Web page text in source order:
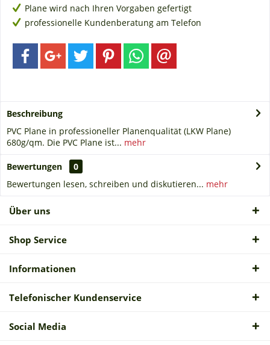
Plane wird nach Ihren Vorgaben gefertigt
professionelle Kundenberatung am Telefon
Beschreibung
PVC Plane in professioneller Planenqualität (LKW Plane)
680g/qm. Die PVC Plane ist... mehr
Bewertungen
0
Bewertungen lesen, schreiben und diskutieren... mehr
Über uns
Shop Service
Informationen
Telefonischer Kundenservice
Social Media